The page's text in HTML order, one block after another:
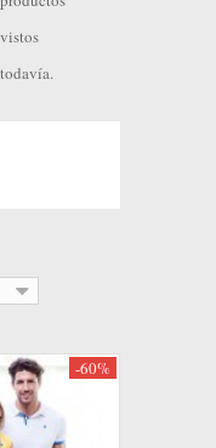
vistos
todavía.
-60%